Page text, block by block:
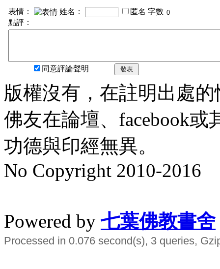
表情： 姓名： 匿名 字數
點評：
同意評論聲明 發表
版權沒有，在註明出處
佛友在論壇、facebook
功德與印經無異。
No Copyright 2010-2016
Powered by 七葉佛教書舍
Processed in 0.076 second(s), 3 queries,